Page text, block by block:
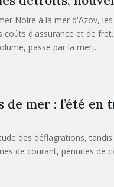
Noire à la mer d'Azov,
d'assurance et de
passe par la mer,...
mer : l’été en
des déflagrations,
de courant, pénuries de